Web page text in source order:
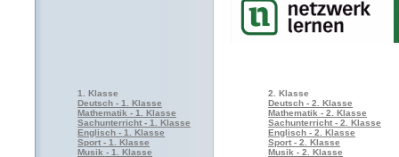
1. Klasse
Deutsch - 1. Klasse
Mathematik - 1. Klasse
Sachunterricht - 1. Klasse
Englisch - 1. Klasse
Sport - 1. Klasse
Musik - 1. Klasse
2. Klasse
Deutsch - 2. Klasse
Mathematik - 2. Klasse
Sachunterricht - 2. Klasse
Englisch - 2. Klasse
Sport - 2. Klasse
Musik - 2. Klasse